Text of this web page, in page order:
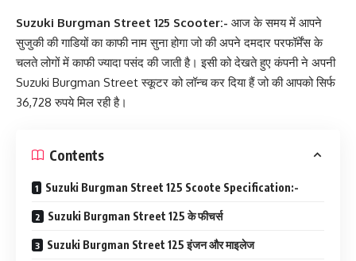
Suzuki Burgman Street 125 Scooter:- आज के समय में आपने
सुजुकी की गाडियों का काफी नाम सुना होगा जो की अपने दमदार परफॉर्मेंस के
चलते लोगों में काफी ज्यादा पसंद की जाती है। इसी को देखते हुए कंपनी ने अपनी
Suzuki Burgman Street स्कूटर को लॉन्च कर दिया हैं जो की आपको सिर्फ
36,728 रुपये मिल रही है।
Contents
Suzuki Burgman Street 125 Scoote Specification:-
Suzuki Burgman Street 125 के फीचर्स
Suzuki Burgman Street 125 इंजन और माइलेज